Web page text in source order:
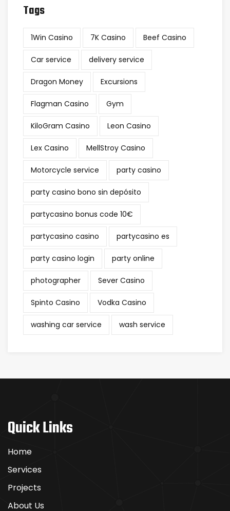
Tags
1Win Casino 7K Casino Beef Casino
Car service delivery service
Dragon Money Excursions
Flagman Casino Gym
KiloGram Casino Leon Casino
Lex Casino MellStroy Casino
Motorcycle service party casino
party casino bono sin depósito
partycasino bonus code 10€
partycasino casino partycasino es
party casino login party online
photographer Sever Casino
Spinto Casino Vodka Casino
washing car service wash service
Quick Links
Home
Services
Projects
About Us